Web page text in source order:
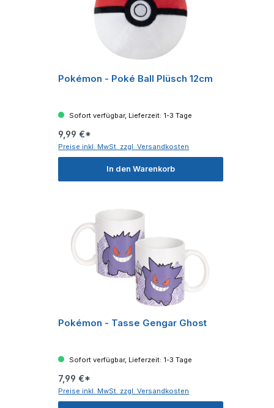
Pokémon - Poké Ball Plüsch 12cm
Sofort verfügbar, Lieferzeit: 1-3 Tage
9,99 €*
Preise inkl. MwSt. zzgl. Versandkosten
In den Warenkorb
Pokémon - Tasse Gengar Ghost
Sofort verfügbar, Lieferzeit: 1-3 Tage
7,99 €*
Preise inkl. MwSt. zzgl. Versandkosten